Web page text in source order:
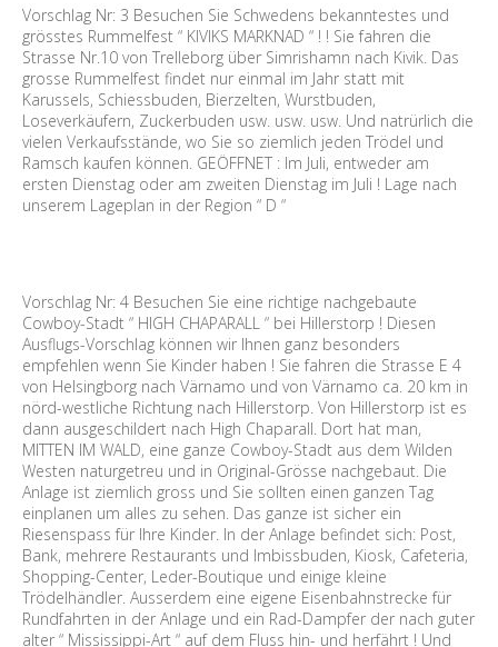
Vorschlag Nr: 3 Besuchen Sie Schwedens bekanntestes und
grösstes Rummelfest “ KIVIKS MARKNAD “ ! ! Sie fahren die
Strasse Nr.10 von Trelleborg über Simrishamn nach Kivik. Das
grosse Rummelfest findet nur einmal im Jahr statt mit
Karussels, Schiessbuden, Bierzelten, Wurstbuden,
Loseverkäufern, Zuckerbuden usw. usw. usw. Und natrürlich die
vielen Verkaufsstände, wo Sie so ziemlich jeden Trödel und
Ramsch kaufen können. GEÖFFNET : Im Juli, entweder am
ersten Dienstag oder am zweiten Dienstag im Juli ! Lage nach
unserem Lageplan in der Region “ D “
Vorschlag Nr: 4 Besuchen Sie eine richtige nachgebaute
Cowboy-Stadt “ HIGH CHAPARALL “ bei Hillerstorp ! Diesen
Ausflugs-Vorschlag können wir Ihnen ganz besonders
empfehlen wenn Sie Kinder haben ! Sie fahren die Strasse E 4
von Helsingborg nach Värnamo und von Värnamo ca. 20 km in
nörd-westliche Richtung nach Hillerstorp. Von Hillerstorp ist es
dann ausgeschildert nach High Chaparall. Dort hat man,
MITTEN IM WALD, eine ganze Cowboy-Stadt aus dem Wilden
Westen naturgetreu und in Original-Grösse nachgebaut. Die
Anlage ist ziemlich gross und Sie sollten einen ganzen Tag
einplanen um alles zu sehen. Das ganze ist sicher ein
Riesenspass für Ihre Kinder. In der Anlage befindet sich: Post,
Bank, mehrere Restaurants und Imbissbuden, Kiosk, Cafeteria,
Shopping-Center, Leder-Boutique und einige kleine
Trödelhändler. Ausserdem eine eigene Eisenbahnstrecke für
Rundfahrten in der Anlage und ein Rad-Dampfer der nach guter
alter “ Mississippi-Art “ auf dem Fluss hin- und herfährt ! Und